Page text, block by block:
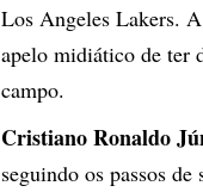
Los Angeles Lakers.
apelo midiático de ter
campo.
Cristiano Ronaldo
seguindo os passos